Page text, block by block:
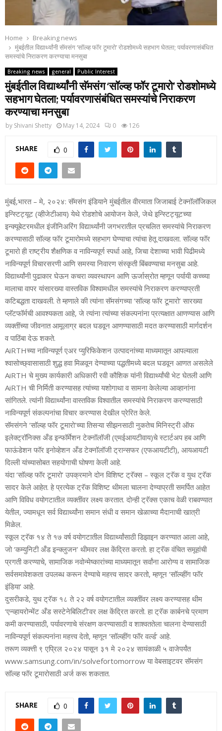
Home
Breaking news
मुंबईतील विद्यार्थ्‍यांनी सॅमसंग ‘सॉल्‍व्‍ह फॉर टूमारो’ रोडशोमध्‍ये सहभाग घेतला; पर्यावरणासंबंधित
समस्‍यांचे निराकरण करण्‍याचा मनसुबा
Breaking news general Public Interest
मुंबईतील विद्यार्थ्‍यांनी सॅमसंग ‘सॉल्‍व्‍ह फॉर टूमारो’ रोडशोमध्‍ये
सहभाग घेतला; पर्यावरणासंबंधित समस्‍यांचे निराकरण
करण्‍याचा मनसुबा
by Shivani Shetty May 14, 2024 0 126
SHARE 0
मुंबई,भारत – मे, २०२४: सॅमसंग इंडियाने मुंबईतील वीरमाता जिजाबाई टेक्‍नॉलॉजिकल
इन्स्टिट्यूट (व्‍हीजेटीआय) येथे रोडशोचे आयोजन केले, जेथे इन्स्टिट्यूटच्‍या
इन्‍क्‍यूबेटरमधील इंजीनिअरिंग विद्यार्थ्‍यांनी जगभरातील प्रचलित समस्‍यांचे निराकरण
करण्‍यासाठी सॉल्‍व्‍ह फॉर टूमारोमध्‍ये सहभाग घेण्‍याचा त्‍यांचा हेतू दाखवला. सॉल्‍व्‍ह फॉर
टूमारो ही राष्‍ट्रीय शैक्षणिक व नाविन्‍यपूर्ण स्‍पर्धा आहे, जिचा देशाच्‍या भावी पिढीमध्‍ये
नाविन्‍यपूर्ण विचारसरणी आणि समस्या निवारण संस्‍कृती बिंबवण्‍याचा मनसुबा आहे.
विद्यार्थ्‍यांनी पुढाकार घेऊन कचरा व्‍यवस्‍थापन आणि ऊर्जास्रोत म्‍हणून पर्यायी कच्‍च्या
मालाचा वापर यांसारख्‍या वास्‍तविक विश्‍वामधील समस्‍यांचे निराकरण करण्‍याप्रती
कटिबद्धता दाखवली. ते म्‍हणाले की त्‍यांना सॅमसंगच्‍या ‘सॉल्‍व्‍ह फॉर टूमारो’ सारख्‍या
प्‍लॅटफॉर्मची आवश्‍यकता आहे, जे त्‍यांना त्‍यांच्‍या संकल्‍पनांना प्रत्‍यक्षात आणण्‍यास आणि
व्‍यक्‍तींच्‍या जीवनात आमूलाग्र बदल घडवून आणण्‍यासाठी मदत करण्‍यासाठी मार्गदर्शन
व पाठिंबा देऊ शकते.
AiRTHच्‍या नाविन्‍यपूर्ण एअर प्‍युरिफिकेशन उत्‍पादनांच्‍या माध्‍यमातून आपल्‍याला
श्‍वासोच्‍छ्वासासाठी शुद्ध हवा मिळवून देण्‍याच्‍या पद्धतीमध्‍ये बदल घडवून आणत असलेले
AiRTH चे मुख्‍य कार्यकारी अधिकारी रवी कौशिक यांनी विद्यार्थ्‍यांची भेट घेतली आणि
AiRTH ची निर्मिती करण्‍यासह त्‍यांच्‍या यशोगाथा व सामना केलेल्‍या आव्‍हानांना
सांगितले. त्‍यांनी विद्यार्थ्‍यांना वास्‍तविक विश्‍वातील समस्‍यांचे निराकरण करण्‍यासाठी
नाविन्‍यपूर्ण संकल्‍पनांचा विचार करण्‍यास देखील प्रेरित केले.
सॅमसंगने ‘सॉल्‍व्‍ह फॉर टूमारो’च्‍या तिसऱ्या सीझनसाठी नुकतेच मिनिस्‍ट्री ऑफ
इलेक्‍ट्रॉनिक्‍स अँड इन्‍फॉर्मेशन टेक्‍नॉलॉजी (एमईआयटीवाय)चे स्‍टार्टअप हब आणि
फाऊंडेशन फॉर इनोव्‍हेशन अँड टेक्‍नॉलॉजी ट्रान्‍सफर (एफआयटीटी), आयआयटी
दिल्‍ली यांच्‍यासोबत सहयोगाची घोषणा केली आहे.
यंदा ‘सॉल्‍व्‍ह फॉर टूमारो’ उपक्रमाने दोन विशिष्‍ट ट्रॅक्‍स – स्‍कूल ट्रॅक व युथ ट्रॅक
सादर केले आहेत. हे प्रत्‍येक ट्रॅक विशिष्‍ट थीमला चालना देण्‍याप्रती समर्पित आहेत
आणि विविध वयोगटातील व्‍यक्‍तींवर लक्ष्‍य करतात. दोन्‍ही ट्रॅक्‍स एकाच वेळी राबवण्‍यात
येतील, ज्‍यामधून सर्व विद्यार्थ्‍यांना समान संधी व समान खेळाच्या मैदानाची खात्री
मिळेल.
स्‍कूल ट्रॅक १४ ते १७ वर्ष वयोगटातील विद्यार्थ्‍यांसाठी डिझाइन करण्‍यात आला आहे,
जो ‘कम्‍युनिटी अँड इन्‍क्‍लुजन’ थीमवर लक्ष केंद्रित करतो. हा ट्रॅक वंचित समूहांची
प्रगती करण्‍याचे, सामाजिक नवोन्‍मेष्‍कारांच्‍या माध्‍यमातून सर्वांना आरोग्‍य व सामाजिक
सर्वसमावेशकता उपलब्‍ध करून देण्‍याचे महत्त्व सादर करतो, म्‍हणून ‘सॉल्‍व्‍हींग फॉर
इंडिया’ आहे.
दुसरीकडे, युथ ट्रॅक १८ ते २२ वर्ष वयोगटातील व्‍यक्‍तींवर लक्ष्‍य करण्‍यासह थीम
‘एन्‍व्‍हायरोन्‍मेंट अँड सस्‍टेनेबिलिटी’वर लक्ष केंद्रित करतो. हा ट्रॅक कार्बनचे प्रमाण
कमी करण्‍यासाठी, पर्यावरणाचे संरक्षण करण्‍यासाठी व शाश्‍वततेला चालना देण्‍यासाठी
नाविन्‍यपूर्ण संकल्‍पनांना महत्त्व देतो, म्‍हणून ‘सॉल्‍व्‍हींग फॉर वर्ल्‍ड’ आहे.
तरूण व्‍यक्‍त्ती ९ एप्रिल २०२४ पासून ३१ मे २०२४ सायंकाळी ५ वाजेपर्यंत
www.samsung.com/in/solvefortomorrow या वेबसाइटवर सॅमसंग
सॉल्‍व्‍ह फॉर टूमारोसाठी अर्ज करू शकतात.
SHARE 0